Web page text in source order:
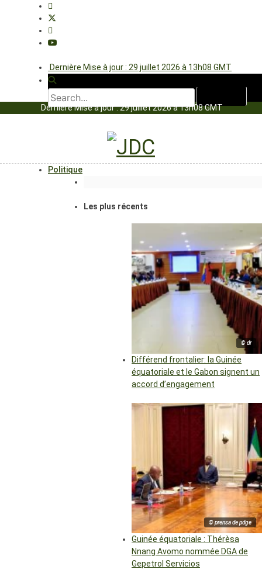
Dernière Mise à jour : 29 juillet 2026 à 13h08 GMT
Dernière Mise à jour : 29 juillet 2026 à 13h08 GMT
Politique
Les plus récents
© dr
Différend frontalier: la Guinée
équatoriale et le Gabon signent un
accord d’engagement
© prensa de pdge
Guinée équatoriale : Thérèsa
Nnang Avomo nommée DGA de
Gepetrol Servicios